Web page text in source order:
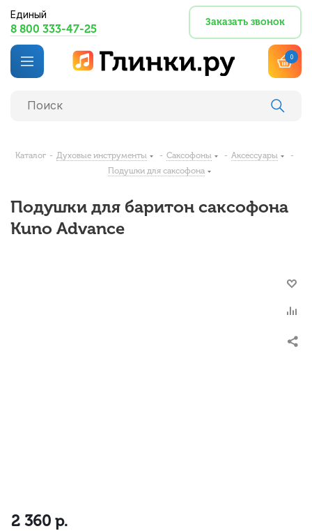
Единый
8 800 333-47-25
Заказать звонок
0
Каталог - Духовые инструменты - Саксофоны - Аксессуары
-
Подушки для саксофона
Подушки для баритон саксофона
Kuno Advance
2 360 р.